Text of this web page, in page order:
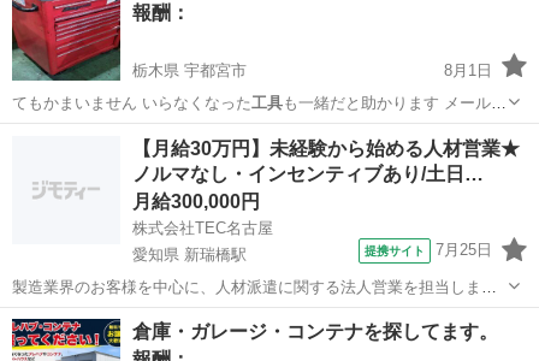
報酬：
栃木県 宇都宮市
8月1日
てもかまいません いらなくなった工具も一緒だと助かります メールお
待…
宇都宮市 買いたい/ください 工具
【月給30万円】未経験から始める人材営業★
ノルマなし・インセンティブあり/土日…
月給300,000円
株式会社TEC名古屋
愛知県 新瑞橋駅
提携サイト 7月25日
製造業界のお客様を中心に、人材派遣に関する法人営業を担当しま
す。 企業への提案から求職者との面談、就業後のフォローまで、一人
の営業が一貫して携わる「両手型営業」なので、迅速な対応ができま
愛知 新瑞橋駅 営業事務
倉庫・ガレージ・コンテナを探してます。